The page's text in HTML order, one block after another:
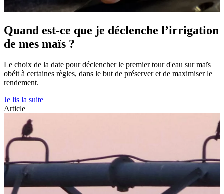
Quand est-ce que je déclenche l’irrigation
de mes maïs ?
Le choix de la date pour déclencher le premier tour d'eau sur maïs
obéit à certaines règles, dans le but de préserver et de maximiser le
rendement.
Je lis la suite
Article